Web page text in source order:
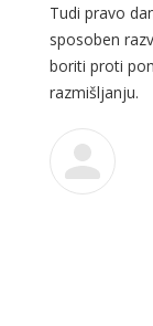
Tudi pravo
sposoben
boriti proti
razmišljanju.